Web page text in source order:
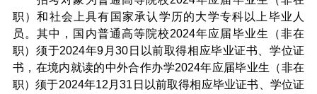
职）和社会上具有国家承认学历的大学专科以上毕业人
员。其中，国内普通高等院校2024年应届毕业生（非在
职）须于2024年9月30日以前取得相应毕业证书、学位证
书，在境内就读的中外合作办学2024年应届毕业生（非在
职）须于2024年12月31日以前取得相应毕业证书、学位证